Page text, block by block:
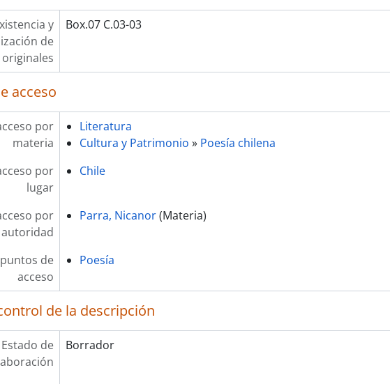
y
de
originales
Box.07 C.03-03
acceso
por
materia
Literatura
Cultura y Patrimonio » Poesía chilena
por
lugar
Chile
por
autoridad
Parra, Nicanor(Materia)
de
acceso
Poesía
de la descripción
Estado de
Borrador